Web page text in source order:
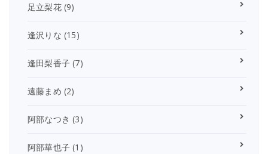
足立梨花(9)
逢沢りな (15)
逢田梨香子 (7)
遠藤まめ (2)
阿部なつき (3)
阿部華也子 (1)